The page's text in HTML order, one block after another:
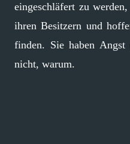
eingeschläfert zu
ihren Besitzern und
finden. Sie haben
nicht, warum.